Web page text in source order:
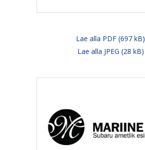
Lae alla PDF (697 kB)
Lae alla JPEG (28 kB)